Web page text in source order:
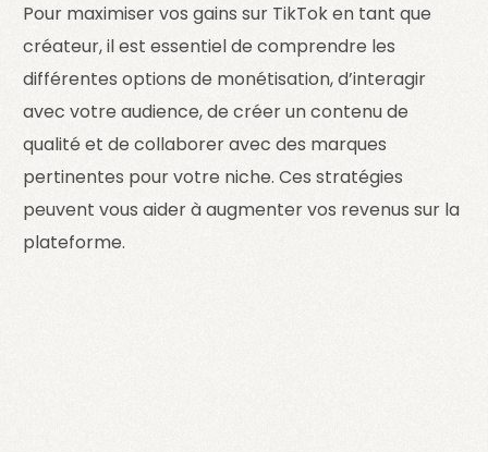
Pour maximiser vos gains sur TikTok en tant que
créateur, il est essentiel de comprendre les
différentes options de monétisation, d’interagir
avec votre audience, de créer un contenu de
qualité et de collaborer avec des marques
pertinentes pour votre niche. Ces stratégies
peuvent vous aider à augmenter vos revenus sur la
plateforme.